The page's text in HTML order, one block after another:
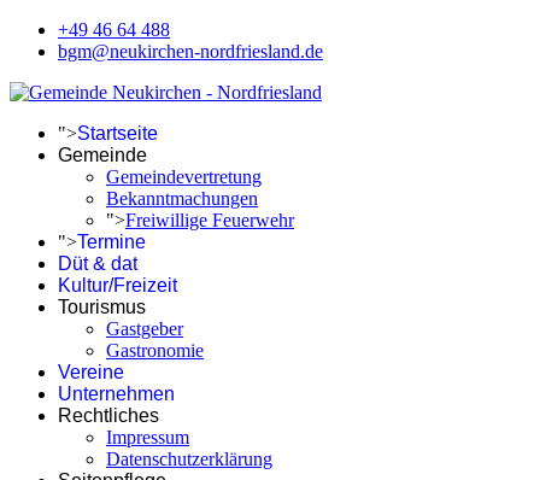
+49 46 64 488
bgm@neukirchen-nordfriesland.de
">Startseite
Gemeinde
Gemeindevertretung
Bekanntmachungen
">Freiwillige Feuerwehr
">Termine
Düt & dat
Kultur/Freizeit
Tourismus
Gastgeber
Gastronomie
Vereine
Unternehmen
Rechtliches
Impressum
Datenschutzerklärung